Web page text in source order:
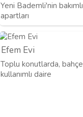
Yeni Bademli'nin bakımlı
apartları
Efem Evi
Toplu konutlarda, bahçe
kullanımlı daire